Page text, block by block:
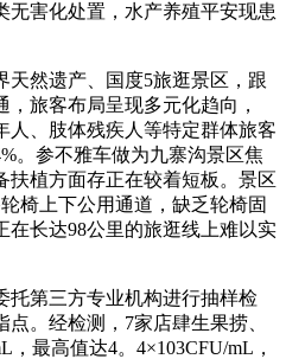
无害化处置，水产养殖平安现患
然遗产、国度5旅逛景区，跟
旅客布局呈现多元化趋向，
人、肢体残疾人等特定群体旅客
。参不雅车做为九寨沟景区焦
扶植方面存正在较着短板。景区
椅上下公用通道，缺乏轮椅固
在长达98公里的旅逛线上难以实
第三方专业机构进行抽样检
。经检测，7家店肆生果捞、
最高值达4。4×103CFU/mL，